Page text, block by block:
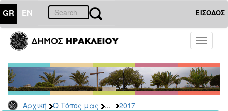
GR EN ΕΙΣΟΔΟΣ
Toggle
Αρχική Ο Τόπος μας ... 2017
ΤΟΠΟΣ
ΜΑΣ
Ανακοινώσεις
Αρχείο
2026